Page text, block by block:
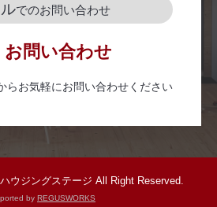
でのお問い合わせ
お問い合わせ
らお気軽にお問い合わせください
ウジングステージ All Right Reserved.
by REGUSWORKS